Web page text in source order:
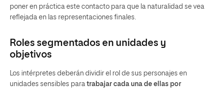
poner en práctica este contacto para que la naturalidad se vea
reflejada en las representaciones finales.
Roles segmentados en unidades y
objetivos
Los intérpretes deberán dividir el rol de sus personajes en
unidades sensibles para trabajar cada una de ellas por